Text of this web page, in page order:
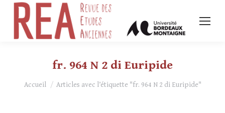
fr. 964 N 2 di Euripide
Vous êtes ici :
Accueil Articles avec l’étiquette "fr. 964 N 2 di Euripide"